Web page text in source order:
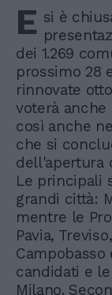
E si è
dei 1.269
prossimo 28
rinnovate
voterà
così anche
che si
dell'apertura
Le principali
grandi città:
mentre le
Pavia,
Campobasso
candidati e
Milano.